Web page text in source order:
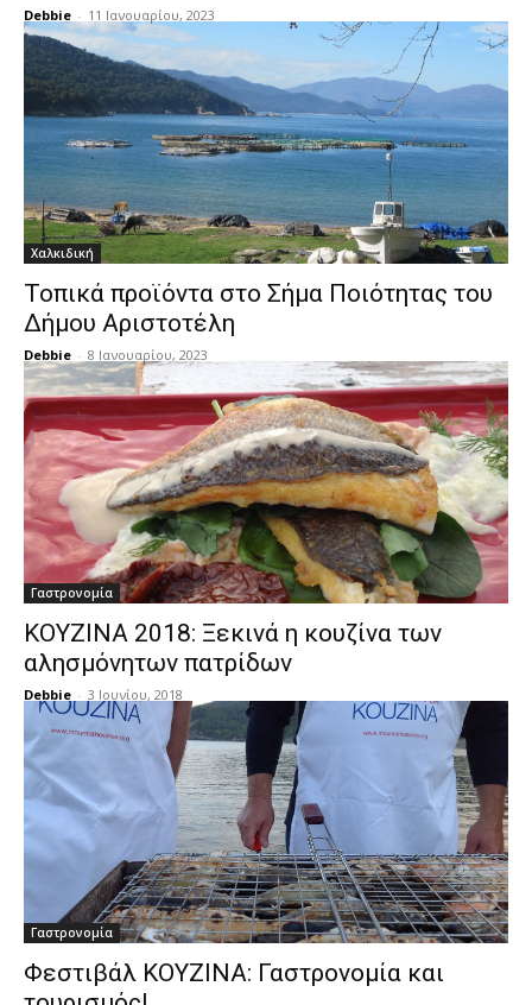
Debbie - 11 Ιανουαρίου, 2023
Χαλκιδική
Τοπικά προϊόντα στο Σήμα Ποιότητας του
Δήμου Αριστοτέλη
Debbie - 8 Ιανουαρίου, 2023
Γαστρονομία
KOYZINA 2018: Ξεκινά η κουζίνα των
αλησμόνητων πατρίδων
Debbie - 3 Ιουνίου, 2018
Γαστρονομία
Φεστιβάλ ΚΟΥΖΙΝΑ: Γαστρονομία και